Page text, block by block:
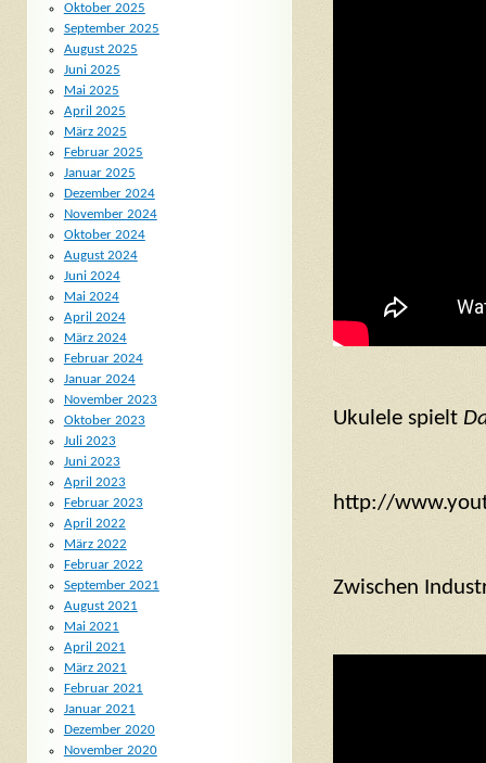
Ukulele spielt
http://
Zwischen
Oktober 2025
September 2025
August 2025
Juni 2025
Mai 2025
April 2025
März 2025
Februar 2025
Januar 2025
Dezember 2024
November 2024
Oktober 2024
August 2024
Juni 2024
Mai 2024
April 2024
März 2024
Februar 2024
Januar 2024
November 2023
Oktober 2023
Juli 2023
Juni 2023
April 2023
Februar 2023
April 2022
März 2022
Februar 2022
September 2021
August 2021
Mai 2021
April 2021
März 2021
Februar 2021
Januar 2021
Dezember 2020
November 2020